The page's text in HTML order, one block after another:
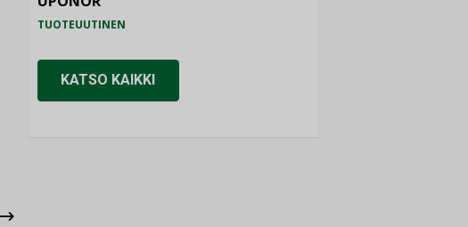
TUOTEUUTINEN
KATSO KAIKKI